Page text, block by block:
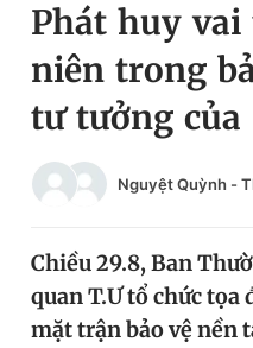
Chuyên mục
Chuyên mục khác
Chào ngày mới
Tin thị trường
Video
Đổi mật khẩu
Tin đã lưu
Tin đã xem
Đăng xuất
Phát huy
niên trong
tư tưởng của
Nguyệt Quỳnh -
Chiều 29.8, Ban
quan T.Ư tổ chức
mặt trận bảo vệ nền